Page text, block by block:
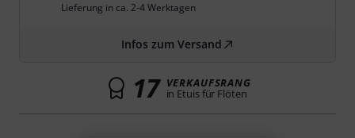
Lieferung in ca. 2-4 Werktagen
Infos zum Versand
17 VERKAUFSRANG
in Etuis für Flöten